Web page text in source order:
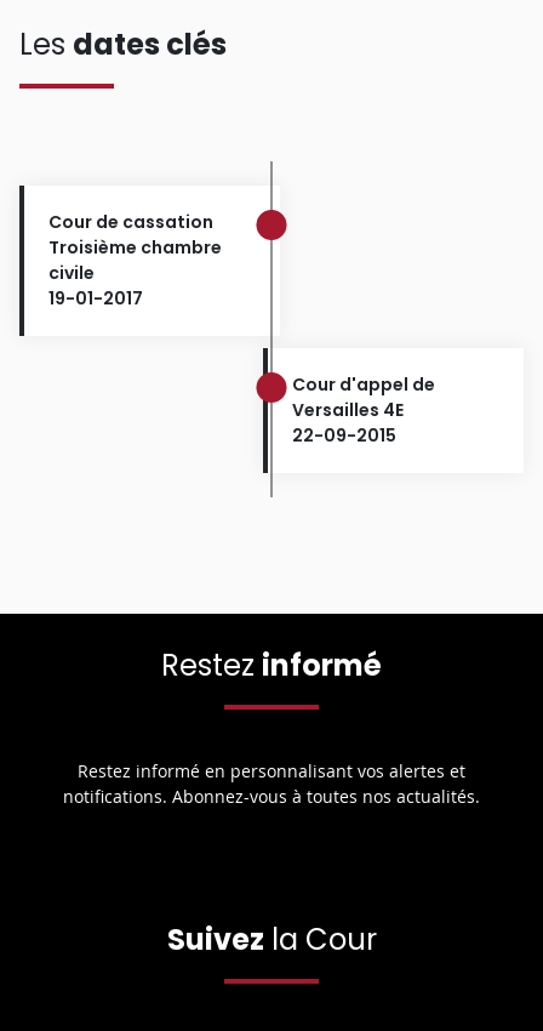
Les dates clés
Cour de cassation
Troisième chambre
civile
19-01-2017
Cour d'appel de
Versailles 4E
22-09-2015
Restez informé
Restez informé en personnalisant vos alertes et
notifications. Abonnez-vous à toutes nos actualités.
Suivez la Cour